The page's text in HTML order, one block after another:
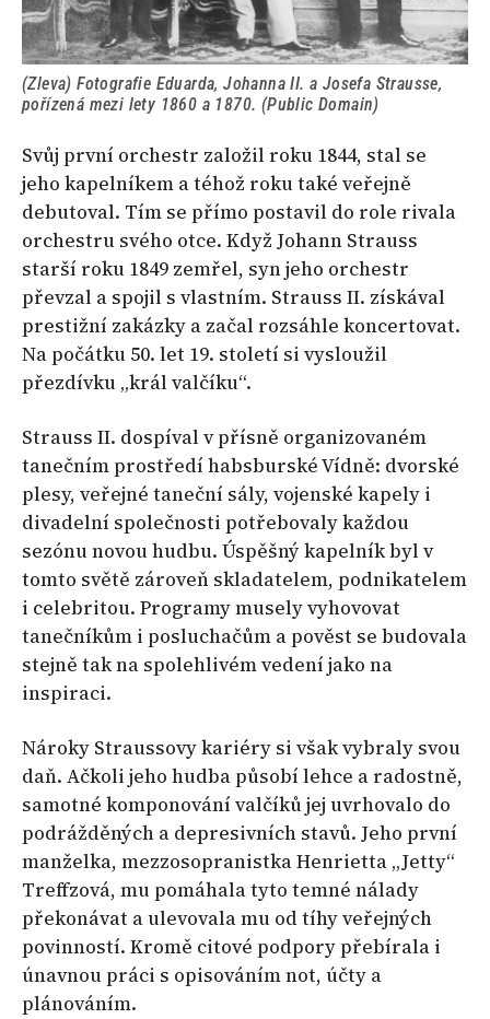
(Zleva) Fotografie Eduarda, Johanna II. a Josefa Strausse,
pořízená mezi lety 1860 a 1870. (Public Domain)
Svůj první orchestr založil roku 1844, stal se
jeho kapelníkem a téhož roku také veřejně
debutoval. Tím se přímo postavil do role rivala
orchestru svého otce. Když Johann Strauss
starší roku 1849 zemřel, syn jeho orchestr
převzal a spojil s vlastním. Strauss II. získával
prestižní zakázky a začal rozsáhle koncertovat.
Na počátku 50. let 19. století si vysloužil
přezdívku „král valčíku“.
Strauss II. dospíval v přísně organizovaném
tanečním prostředí habsburské Vídně: dvorské
plesy, veřejné taneční sály, vojenské kapely i
divadelní společnosti potřebovaly každou
sezónu novou hudbu. Úspěšný kapelník byl v
tomto světě zároveň skladatelem, podnikatelem
i celebritou. Programy musely vyhovovat
tanečníkům i posluchačům a pověst se budovala
stejně tak na spolehlivém vedení jako na
inspiraci.
Nároky Straussovy kariéry si však vybraly svou
daň. Ačkoli jeho hudba působí lehce a radostně,
samotné komponování valčíků jej uvrhovalo do
podrážděných a depresivních stavů. Jeho první
manželka, mezzosopranistka Henrietta „Jetty“
Treffzová, mu pomáhala tyto temné nálady
překonávat a ulevovala mu od tíhy veřejných
povinností. Kromě citové podpory přebírala i
únavnou práci s opisováním not, účty a
plánováním.